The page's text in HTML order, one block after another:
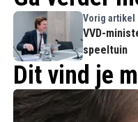
Vorig artikel
VVD-
speeltuin
Dit vind je